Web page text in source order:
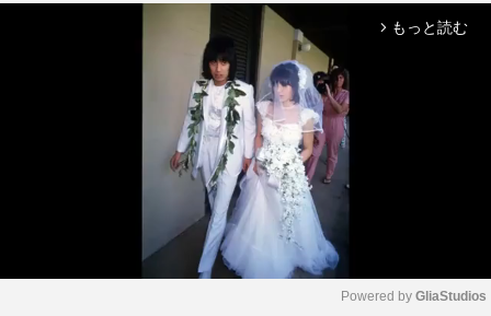
arrow_forward_ios もっと読む
Powered by GliaStudios